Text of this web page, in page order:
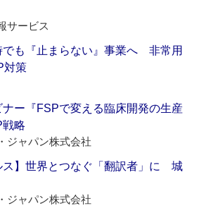
サービス
でも『止まらない』事業へ 非常用
対策
ナー『FSPで変える臨床開発の生産
略
ジャパン株式会社
ス】世界とつなぐ「翻訳者」に 城
ジャパン株式会社